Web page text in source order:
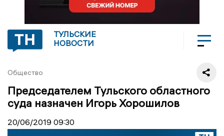
ТУЛЬСКИЕ
НОВОСТИ
Общество
Председателем Тульского областного
суда назначен Игорь Хорошилов
20/06/2019 09:30